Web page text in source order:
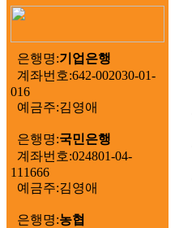
은행명:기업은행
계좌번호:642-002030-01-
016
예금주:김영애
은행명:국민은행
계좌번호:024801-04-
111666
예금주:김영애
은행명:농협